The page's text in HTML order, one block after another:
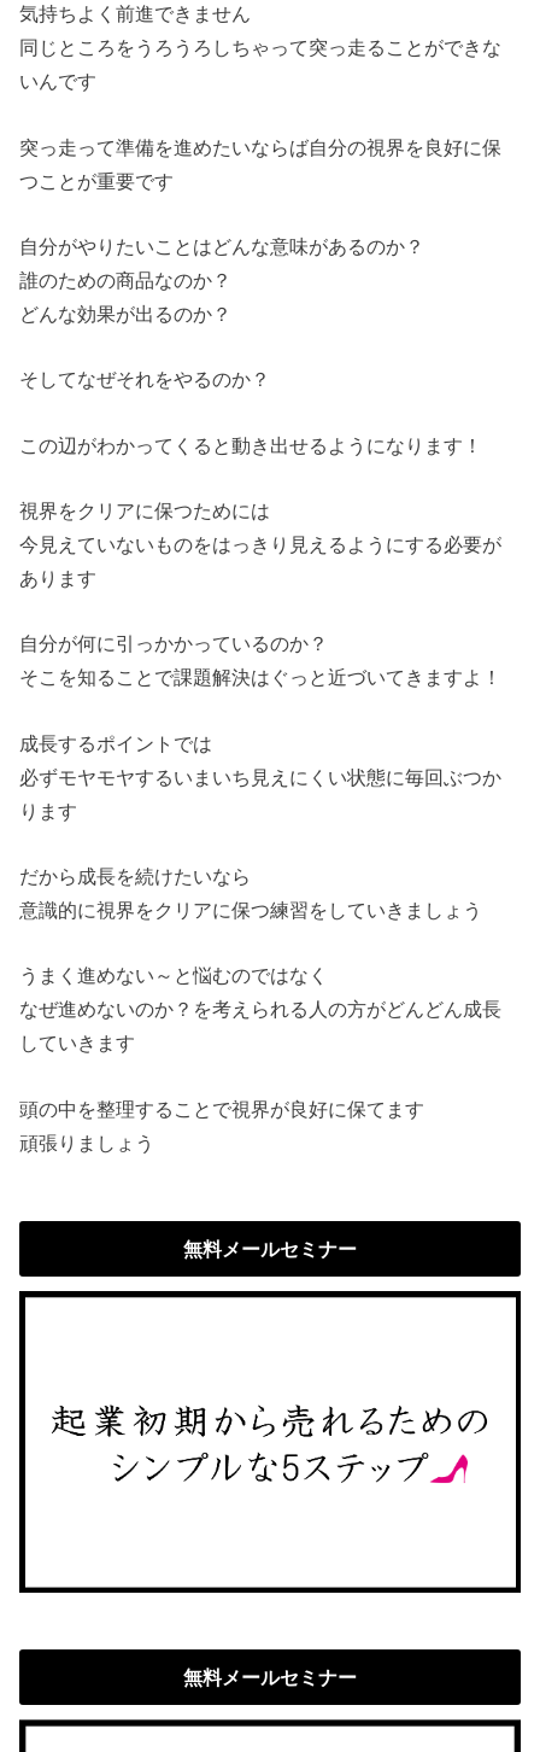
気持ちよく前進できません
同じところをうろうろしちゃって突っ走ることができな
いんです
突っ走って準備を進めたいならば自分の視界を良好に保
つことが重要です
自分がやりたいことはどんな意味があるのか？
誰のための商品なのか？
どんな効果が出るのか？
そしてなぜそれをやるのか？
この辺がわかってくると動き出せるようになります！
視界をクリアに保つためには
今見えていないものをはっきり見えるようにする必要が
あります
自分が何に引っかかっているのか？
そこを知ることで課題解決はぐっと近づいてきますよ！
成長するポイントでは
必ずモヤモヤするいまいち見えにくい状態に毎回ぶつか
ります
だから成長を続けたいなら
意識的に視界をクリアに保つ練習をしていきましょう
うまく進めない～と悩むのではなく
なぜ進めないのか？を考えられる人の方がどんどん成長
していきます
頭の中を整理することで視界が良好に保てます
頑張りましょう
無料メールセミナー
無料メールセミナー